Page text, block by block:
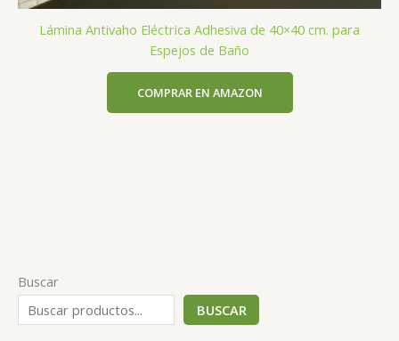
Buscar
BUSCAR
Lámina Antivaho Eléctrica Adhesiva de 40×40 cm. para
Espejos de Baño
COMPRAR EN AMAZON